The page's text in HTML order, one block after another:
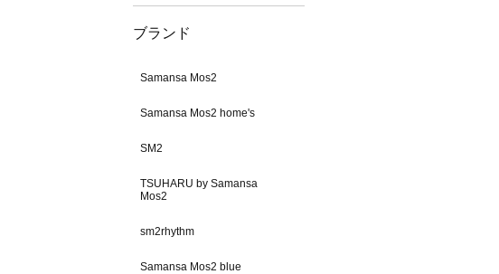
ブランド
Samansa Mos2
Samansa Mos2 home's
SM2
TSUHARU by Samansa
Mos2
sm2rhythm
Samansa Mos2 blue